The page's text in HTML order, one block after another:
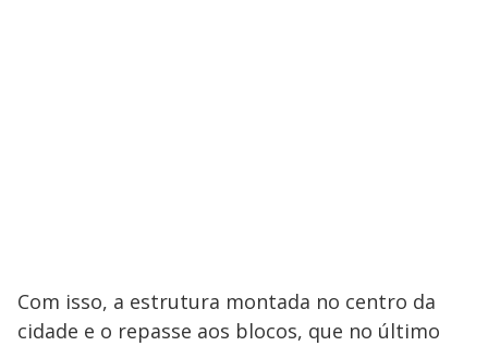
Com isso, a estrutura montada no centro da
cidade e o repasse aos blocos, que no último